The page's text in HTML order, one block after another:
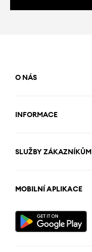
O NÁS
INFORMACE
SLUŽBY ZÁKAZNÍKŮM
MOBILNÍ APLIKACE